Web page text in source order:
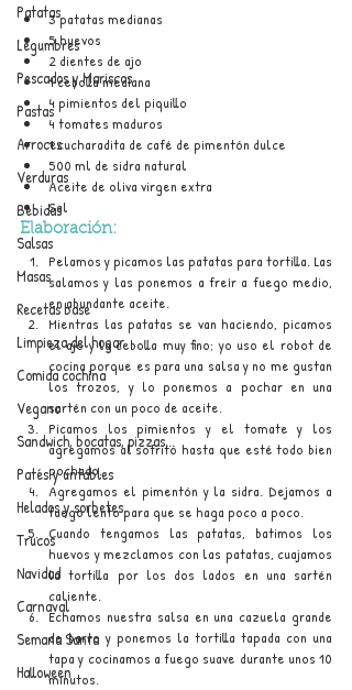
Patatas
Legumbres
Pescados y Mariscos
Pastas
Arroces
Verduras
Bebidas
Salsas
Masas
Recetas base
Limpieza del hogar
Comida cochina
Vegano
Sandwich, bocatas, pizzas...
Patés y untables
Helados y sorbetes
Trucos
Navidad
Carnaval
Semana Santa
Halloween
3 patatas medianas
5 huevos
2 dientes de ajo
1 cebolla mediana
4 pimientos del piquillo
4 tomates maduros
1 cucharadita de café de pimentón dulce
500 ml de sidra natural
Aceite de oliva virgen extra
Sal
Elaboración:
Pelamos y picamos las patatas para tortilla. Las
salamos y las ponemos a freír a fuego medio,
en abundante aceite.
Mientras las patatas se van haciendo, picamos
el ajo y la cebolla muy fino; yo uso el robot de
cocina porque es para una salsa y no me gustan
los trozos, y lo ponemos a pochar en una
sartén con un poco de aceite.
Picamos los pimientos y el tomate y los
agregamos al sofrito hasta que esté todo bien
pochado.
Agregamos el pimentón y la sidra. Dejamos a
fuego lento para que se haga poco a poco.
Cuando tengamos las patatas, batimos los
huevos y mezclamos con las patatas, cuajamos
la tortilla por los dos lados en una sartén
caliente.
Echamos nuestra salsa en una cazuela grande
de barro y ponemos la tortilla tapada con una
tapa y cocinamos a fuego suave durante unos 10
minutos.